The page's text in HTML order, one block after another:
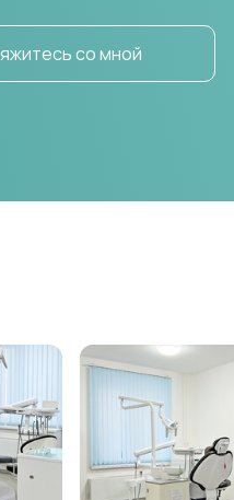
со мной